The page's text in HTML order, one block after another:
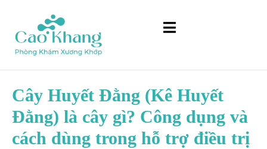
Cây Huyết Đằng (Kê Huyết
Đằng) là cây gì? Công dụng và
cách dùng trong hỗ trợ điều trị